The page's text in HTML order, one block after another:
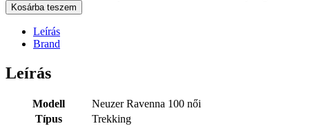
Kosárba teszem
Leírás
Brand
Leírás
Modell
Neuzer Ravenna 100 női
Típus
Trekking